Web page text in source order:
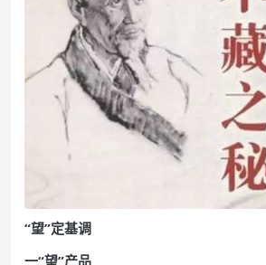
“望”定基调
一“望”产品